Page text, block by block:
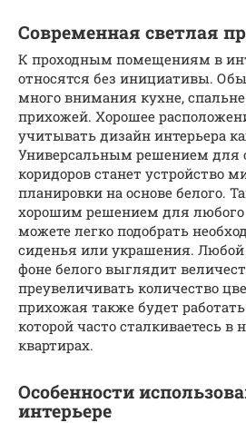
Современная светлая
К проходным помещениям в
относятся без инициативы.
много внимания кухне,
прихожей. Хорошее
учитывать дизайн интерьера
Универсальным решением для
коридоров станет устройство
планировки на основе белого.
хорошим решением для любого
можете легко подобрать
сиденья или украшения. Любой
фоне белого выглядит
преувеличивать количество
прихожая также будет
которой часто сталкиваетесь в
квартирах.
Особенности
интерьере